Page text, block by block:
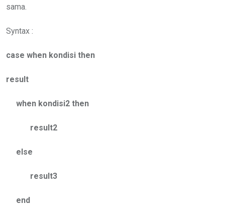
sama.
Syntax :
case when kondisi then
result
when kondisi2 then
result2
else
result3
end